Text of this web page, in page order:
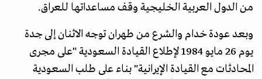
من الدول العربية الخليجية وقف مساعداتها للعراق.
وبعد عودة خدام والشرع من طهران توجه الاثنان إلى جدة
يوم 26 مايو 1984 لإطلاع القيادة السعودية "على مجرى
المحادثات مع القيادة الإيرانية" بناء على طلب السعودية